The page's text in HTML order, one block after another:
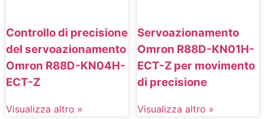
Controllo di precisione
del servoazionamento
Omron R88D-KN04H-
ECT-Z
Visualizza altro »
Servoazionamento
Omron R88D-KN01H-
ECT-Z per movimento
di precisione
Visualizza altro »